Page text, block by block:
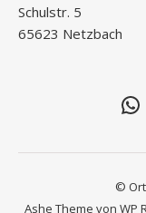
Schulstr. 5
65623 Netzbach
©
Ashe Theme von WP